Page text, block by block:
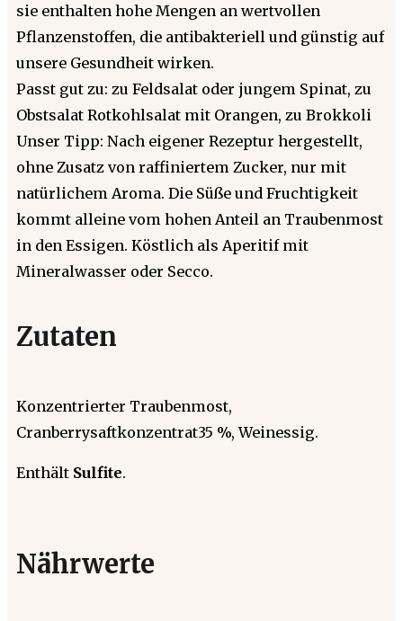
sie enthalten hohe Mengen an wertvollen
Pflanzenstoffen, die antibakteriell und günstig auf
unsere Gesundheit wirken.
Passt gut zu: zu Feldsalat oder jungem Spinat, zu
Obstsalat Rotkohlsalat mit Orangen, zu Brokkoli
Unser Tipp: Nach eigener Rezeptur hergestellt,
ohne Zusatz von raffiniertem Zucker, nur mit
natürlichem Aroma. Die Süße und Fruchtigkeit
kommt alleine vom hohen Anteil an Traubenmost
in den Essigen. Köstlich als Aperitif mit
Mineralwasser oder Secco.
Zutaten
Konzentrierter Traubenmost,
Cranberrysaftkonzentrat35 %, Weinessig.
Enthält Sulfite.
Nährwerte